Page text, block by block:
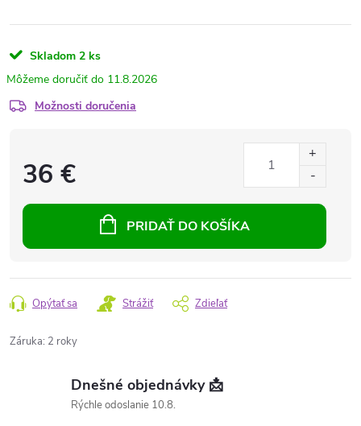
Skladom 2 ks
11.8.2026
Možnosti doručenia
36 €
PRIDAŤ DO KOŠÍKA
Opýtať sa Strážiť Zdieľať
Záruka: 2 roky
Dnešné objednávky 📩
Rýchle odoslanie 10.8.